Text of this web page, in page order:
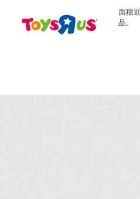
面積
品。